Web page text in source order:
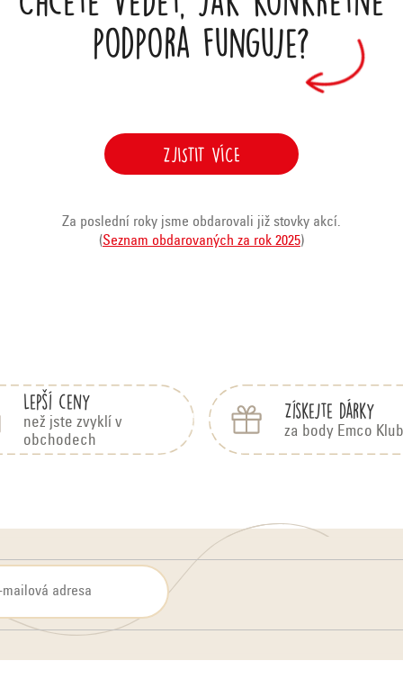
podpora funguje?
ZJISTIT VÍCE
Za poslední roky jsme obdarovali již stovky akcí.
(Seznam obdarovaných za rok 2025)
Lepší ceny
než jste zvyklí v
obchodech
Získejte dárky
za body Emco